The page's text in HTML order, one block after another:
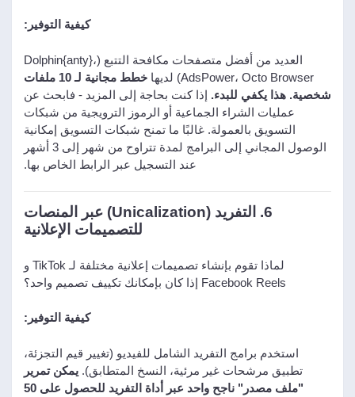
كيفية التوفير:
العديد من أفضل متصفحات مكافحة التتبع (Dolphin{anty}،
AdsPower، Octo Browser) لديها
خطط مجانية لـ 10 ملفات
شخصية. هذا يكفي للبدء. إذا كنت بحاجة إلى المزيد - فابحث عن
عمليات الشراء الجماعية أو الرموز الترويجية من شبكات
التسويق بالعمولة. غالبًا ما تمنح شبكات التسويق إمكانية
الوصول المجاني إلى البرامج لمدة تتراوح من شهر إلى 3 أشهر
عند التسجيل عبر الرابط الخاص بها.
6. التفريد (Unicalization) عبر المنصات
للتصميمات الإعلانية
لماذا تقوم بإنشاء تصميمات إعلانية مختلفة لـ TikTok و
Facebook Reels إذا كان بإمكانك تكييف تصميم واحد؟
كيفية التوفير:
استخدم برامج التفريد الشامل للفيديو (تغيير قيم التجزئة،
تطبيق مرشحات غير مرئية، النسخ المتطابق). يمكن تمرير
"ملف مصدر" ناجح واحد عبر أداة التفريد للحصول على 50